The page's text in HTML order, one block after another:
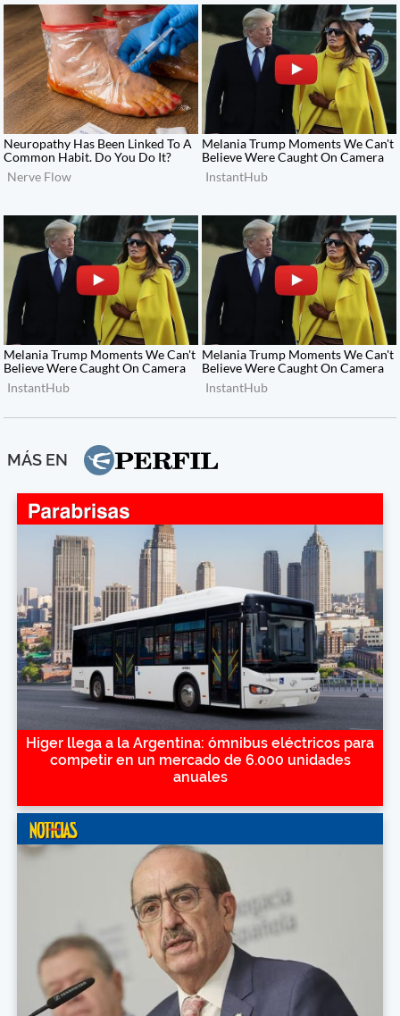
MÁS EN
Higer llega a la Argentina: ómnibus eléctricos para
competir en un mercado de 6.000 unidades
anuales